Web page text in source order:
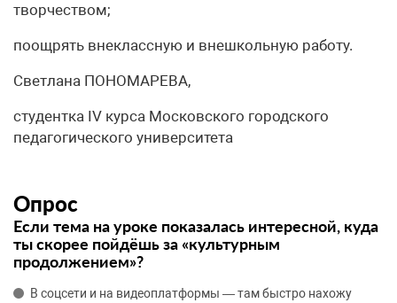
творчеством;
поощрять внеклассную и внешкольную работу.
Светлана ПОНОМАРЕВА,
студентка IV курса Московского городского
педагогического университета
Опрос
Если тема на уроке показалась интересной, куда
ты скорее пойдёшь за «культурным
продолжением»?
В соцсети и на видеоплатформы — там быстро нахожу